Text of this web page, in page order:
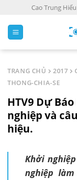
Cao Trung
TRANG CHỦ 2017
THONG-CHIA-SE
HTV9 Dự
nghiệp và
hiệu.
Khởi
nghiệp